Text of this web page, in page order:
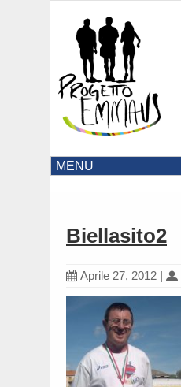
Biellasito2
Aprile 27, 2012 |